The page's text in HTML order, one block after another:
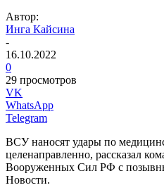
Автор:
Инга Кайсина
-
16.10.2022
0
29 просмотров
VK
WhatsApp
Telegram
ВСУ наносят удары по
целенаправленно, рассказал
Вооруженных Сил РФ с
Новости.